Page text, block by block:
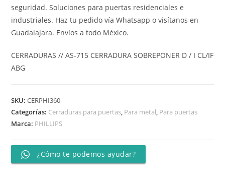
seguridad. Soluciones para puertas residenciales e
industriales. Haz tu pedido vía Whatsapp o visítanos en
Guadalajara. Envíos a todo México.
CERRADURAS // AS-715 CERRADURA SOBREPONER D / I CL/IF
ABG
SKU:CERPHI360
Categorías: Cerraduras para puertas, Para metal, Para puertas
Marca: PHILLIPS
¿Cómo te podemos ayudar?